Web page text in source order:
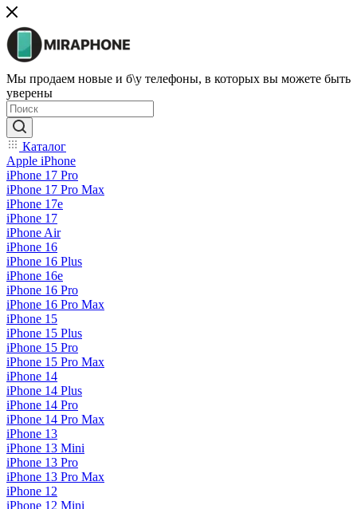
Мы продаем новые и б\у телефоны, в которых вы можете быть
уверены
Каталог
Apple iPhone
iPhone 17 Pro
iPhone 17 Pro Max
iPhone 17e
iPhone 17
iPhone Air
iPhone 16
iPhone 16 Plus
iPhone 16e
iPhone 16 Pro
iPhone 16 Pro Max
iPhone 15
iPhone 15 Plus
iPhone 15 Pro
iPhone 15 Pro Max
iPhone 14
iPhone 14 Plus
iPhone 14 Pro
iPhone 14 Pro Max
iPhone 13
iPhone 13 Mini
iPhone 13 Pro
iPhone 13 Pro Max
iPhone 12
iPhone 12 Mini